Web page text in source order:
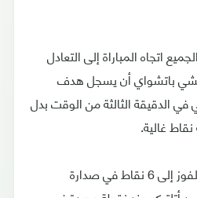
اتجاه المباراة إلى التعادل
باتشواي أن يسجل هدف
الدقيقة الثالثة من الوقت بدل
غالية.
رفع تشيلسي رصيده بهذا الفوز إلى 6 نقاط في صدارة